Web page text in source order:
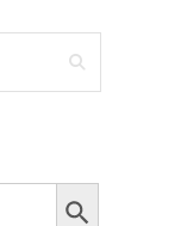
Search Button